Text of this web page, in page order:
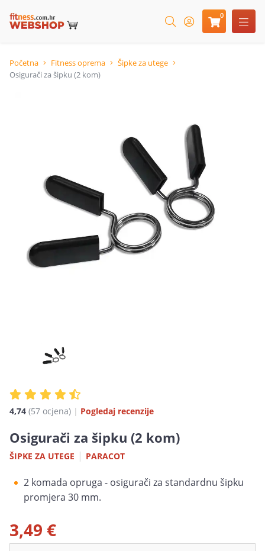
0
Početna Fitness oprema
Šipke za utege
Osigurači za šipku (2 kom)
4,74 (57 ocjena) | Pogledaj recenzije
Osigurači za šipku (2 kom)
ŠIPKE ZA UTEGE | PARACOT
2 komada opruga - osigurači za standardnu šipku
promjera 30 mm.
3,49 €